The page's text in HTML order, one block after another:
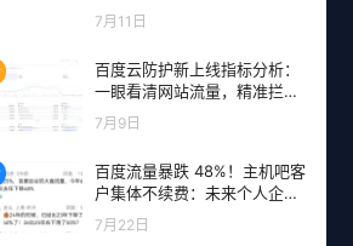
程序，开发者成目标
7月11日
百度云防护新上线指标分析：
一眼看清网站流量，精准拦截
恶意请求
7月9日
百度流量暴跌 48%！主机吧客
户集体不续费：未来个人企业
网站流量从哪里来？
7月22日